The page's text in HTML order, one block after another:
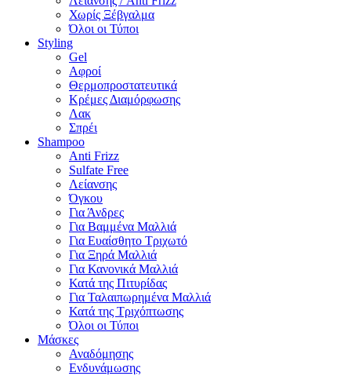
Χωρίς Ξέβγαλμα
Όλοι οι Τύποι
Styling
Gel
Αφροί
Θερμοπροστατευτικά
Κρέμες Διαμόρφωσης
Λακ
Σπρέι
Shampoo
Anti Frizz
Sulfate Free
Λείανσης
Όγκου
Για Άνδρες
Για Βαμμένα Μαλλιά
Για Ευαίσθητο Τριχωτό
Για Ξηρά Μαλλιά
Για Κανονικά Μαλλιά
Κατά της Πιτυρίδας
Για Ταλαιπωρημένα Μαλλιά
Κατά της Τριχόπτωσης
Όλοι οι Τύποι
Μάσκες
Αναδόμησης
Ενδυνάμωσης